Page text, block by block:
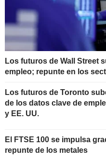
Los futuros de Wall Street
empleo; repunte en los
Los futuros de Toronto
de los datos clave de
y EE. UU.
El FTSE 100 se impulsa
repunte de los metales